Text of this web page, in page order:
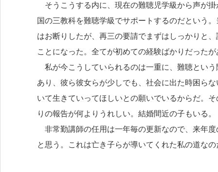
そうこうする内に、現在の難聴児学級から声が
国の三教科を難聴学級でサポートするのだという
はお断りしたが、再三の要請でまずはしっかりと
ことになった。全てが初めての経験ばかりだった
私が今こうしていられるのは一重に、難聴とい
あり、彼ら彼女らが少しでも、社会に出た時困ら
いて生きていってほしいとの願いでいるからだ。
りの報告が何よりうれしい。結婚間近の子もいる。
非常勤講師の任用は一年毎の更新なので、来年
と思う。これは亡き子らが導いてくれた私の道な